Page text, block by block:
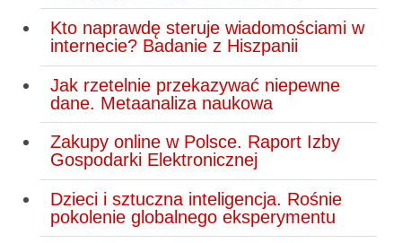
Kto naprawdę steruje wiadomościami w
internecie? Badanie z Hiszpanii
Jak rzetelnie przekazywać niepewne
dane. Metaanaliza naukowa
Zakupy online w Polsce. Raport Izby
Gospodarki Elektronicznej
Dzieci i sztuczna inteligencja. Rośnie
pokolenie globalnego eksperymentu